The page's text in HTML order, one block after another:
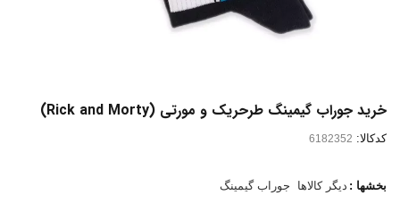
خرید جوراب گیمینگ طرحریک و مورتی (Rick and Morty)
کدکالا:
بخشها : دیگر کالاها جوراب گیمینگ